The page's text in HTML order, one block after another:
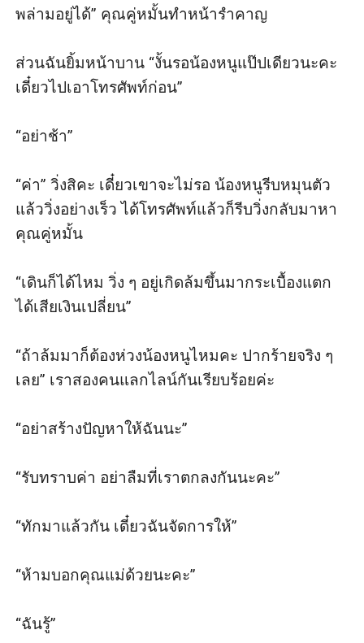
พล่ามอยู่ได้” คุณคู่หมั้นทำหน้ารำคาญ
ส่วนฉันยิ้มหน้าบาน “งั้นรอน้องหนูแป๊ปเดียวนะคะ
เดี๋ยวไปเอาโทรศัพท์ก่อน”
“อย่าช้า”
“ค่า” วิ่งสิคะ เดี๋ยวเขาจะไม่รอ น้องหนูรีบหมุนตัว
แล้ววิ่งอย่างเร็ว ได้โทรศัพท์แล้วก็รีบวิ่งกลับมาหา
คุณคู่หมั้น
“เดินก็ได้ไหม วิ่ง ๆ อยู่เกิดล้มขึ้นมากระเบื้องแตก
ได้เสียเงินเปลี่ยน”
“ถ้าล้มมาก็ต้องห่วงน้องหนูไหมคะ ปากร้ายจริง ๆ
เลย” เราสองคนแลกไลน์กันเรียบร้อยค่ะ
“อย่าสร้างปัญหาให้ฉันนะ”
“รับทราบค่า อย่าลืมที่เราตกลงกันนะคะ”
“ทักมาแล้วกัน เดี๋ยวฉันจัดการให้”
“ห้ามบอกคุณแม่ด้วยนะคะ”
“ฉันรู้”